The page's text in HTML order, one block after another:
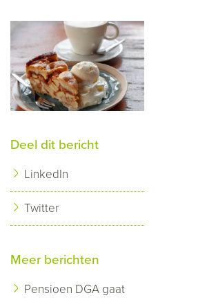
Deel dit bericht
LinkedIn
Twitter
Meer berichten
Pensioen DGA gaat